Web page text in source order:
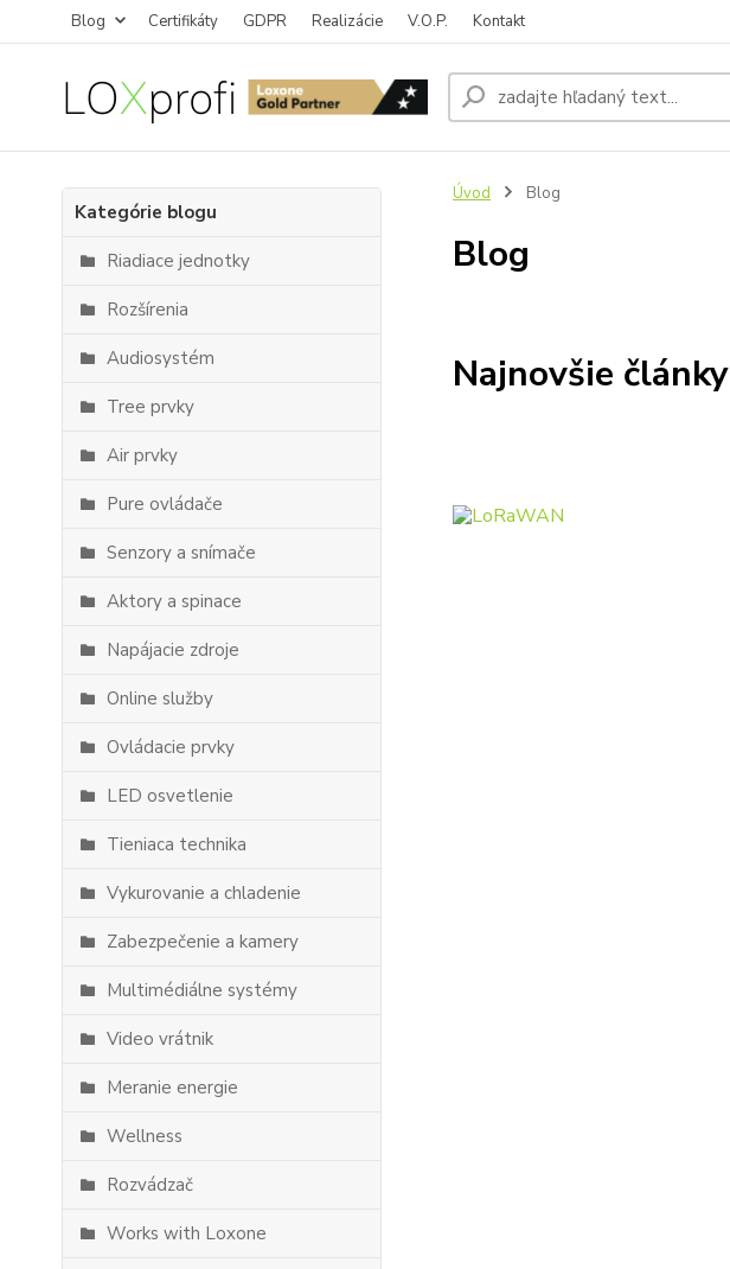
Blog Certifikáty GDPR Realizácie V.O.P. Kontakt
Kategórie blogu
Riadiace jednotky
Rozšírenia
Audiosystém
Tree prvky
Air prvky
Pure ovládače
Senzory a snímače
Aktory a spinace
Napájacie zdroje
Online služby
Ovládacie prvky
LED osvetlenie
Tieniaca technika
Vykurovanie a chladenie
Zabezpečenie a kamery
Multimédiálne systémy
Video vrátnik
Meranie energie
Wellness
Rozvádzač
Works with Loxone
Úvod Blog
Blog
Najnovšie články